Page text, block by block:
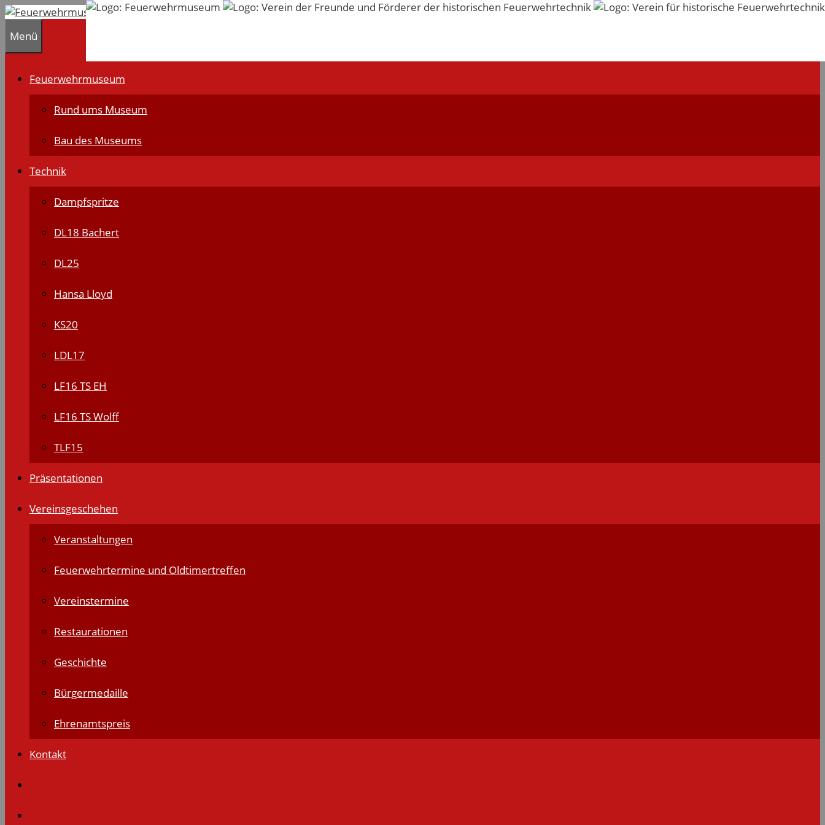
Zum
springen
Menü
Feuerwehrmuseum
Rund ums Museum
Bau des Museums
Technik
Dampfspritze
DL18 Bachert
DL25
Hansa Lloyd
KS20
LDL17
LF16 TS EH
LF16 TS Wolff
TLF15
Präsentationen
Vereinsgeschehen
Veranstaltungen
Feuerwehrtermine und Oldtimertreffen
Vereinstermine
Restaurationen
Geschichte
Bürgermedaille
Ehrenamtspreis
Kontakt